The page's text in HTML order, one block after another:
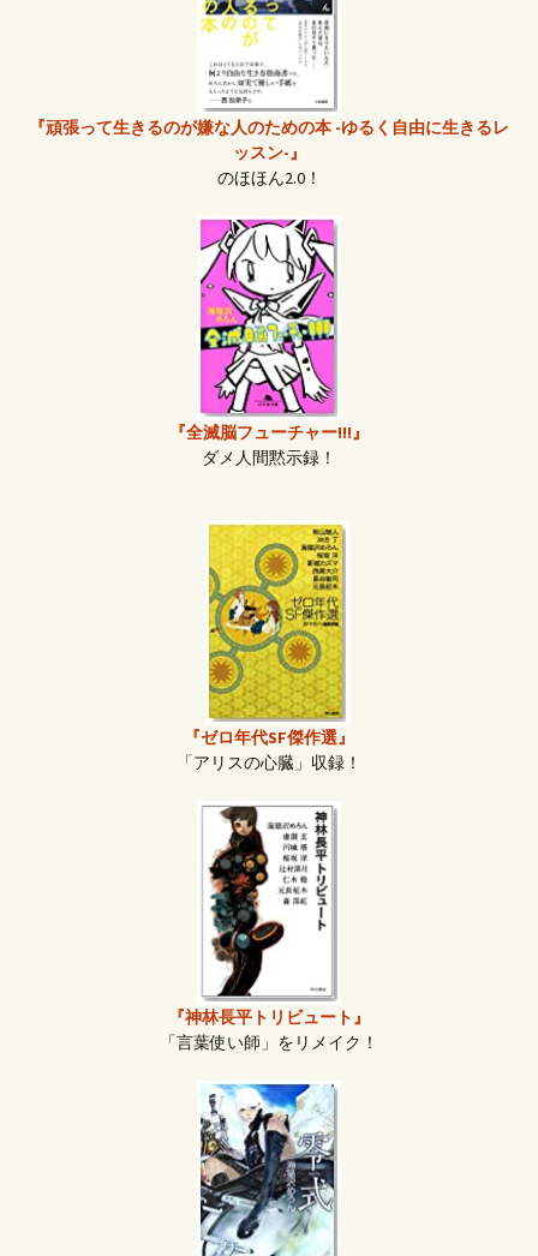
『頑張って生きるのが嫌な人のための本 -ゆるく自由に生きるレ
ッスン-』
のほほん2.0！
『全滅脳フューチャー!!!』
ダメ人間黙示録！
『ゼロ年代SF傑作選』
「アリスの心臓」収録！
『神林長平トリビュート』
「言葉使い師」をリメイク！